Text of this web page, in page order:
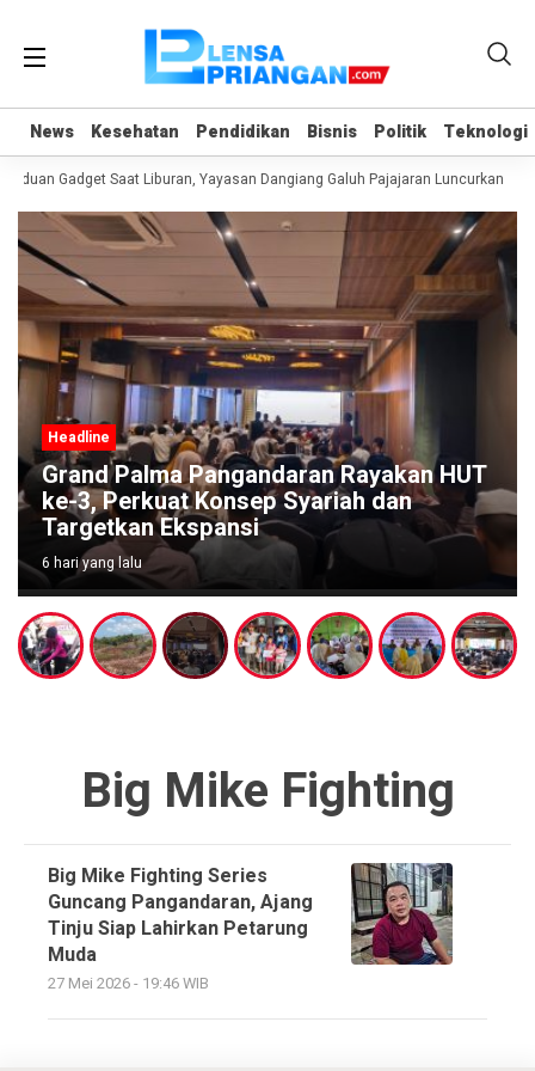
News Kesehatan Pendidikan Bisnis Politik Teknologi
News Kesehatan Pendidikan Bisnis Politik Teknologi
Gadget Saat Liburan, Yayasan Dangiang Galuh Pajajaran Luncurkan
Headline
Grand Palma Pangandaran Rayakan HUT
ke-3, Perkuat Konsep Syariah dan
Targetkan Ekspansi
6 hari yang lalu
Big Mike Fighting
Big Mike Fighting Series
Guncang Pangandaran, Ajang
Tinju Siap Lahirkan Petarung
Muda
27 Mei 2026 - 19:46 WIB